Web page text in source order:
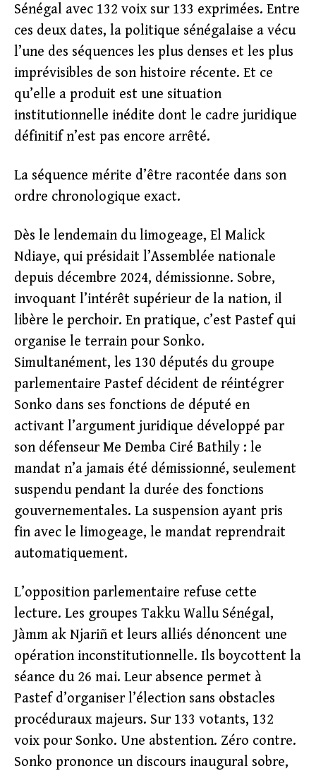
Sénégal avec 132 voix sur 133 exprimées. Entre
ces deux dates, la politique sénégalaise a vécu
l’une des séquences les plus denses et les plus
imprévisibles de son histoire récente. Et ce
qu’elle a produit est une situation
institutionnelle inédite dont le cadre juridique
définitif n’est pas encore arrêté.
La séquence mérite d’être racontée dans son
ordre chronologique exact.
Dès le lendemain du limogeage, El Malick
Ndiaye, qui présidait l’Assemblée nationale
depuis décembre 2024, démissionne. Sobre,
invoquant l’intérêt supérieur de la nation, il
libère le perchoir. En pratique, c’est Pastef qui
organise le terrain pour Sonko.
Simultanément, les 130 députés du groupe
parlementaire Pastef décident de réintégrer
Sonko dans ses fonctions de député en
activant l’argument juridique développé par
son défenseur Me Demba Ciré Bathily : le
mandat n’a jamais été démissionné, seulement
suspendu pendant la durée des fonctions
gouvernementales. La suspension ayant pris
fin avec le limogeage, le mandat reprendrait
automatiquement.
L’opposition parlementaire refuse cette
lecture. Les groupes Takku Wallu Sénégal,
Jàmm ak Njariñ et leurs alliés dénoncent une
opération inconstitutionnelle. Ils boycottent la
séance du 26 mai. Leur absence permet à
Pastef d’organiser l’élection sans obstacles
procéduraux majeurs. Sur 133 votants, 132
voix pour Sonko. Une abstention. Zéro contre.
Sonko prononce un discours inaugural sobre,